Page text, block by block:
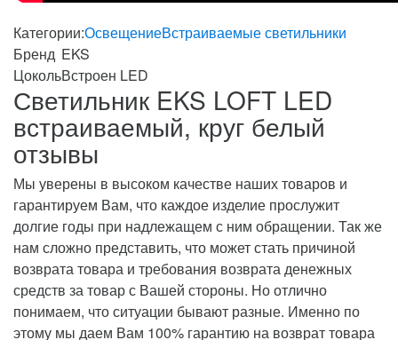
Категории:ОсвещениеВстраиваемые светильники
Бренд EKS
ЦокольВстроен LED
Светильник EKS LOFT LED
встраиваемый, круг белый
отзывы
Мы уверены в высоком качестве наших товаров и
гарантируем Вам, что каждое изделие прослужит
долгие годы при надлежащем с ним обращении. Так же
нам сложно представить, что может стать причиной
возврата товара и требования возврата денежных
средств за товар с Вашей стороны. Но отлично
понимаем, что ситуации бывают разные. Именно по
этому мы даем Вам 100% гарантию на возврат товара